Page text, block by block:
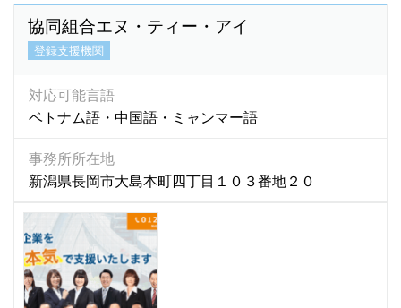
ウルドゥー語
(58)
ウルドゥ語
オランダ語
カザフ語
(5)
カザフスタン語
カレン語 (1)
カンザビ語 (1)
カンボジア語
(586)
キマイ語 (0)
キリバス語 (1)
支援業務の内容
任意的な支援内容あり
団体名で探す
協同組合エヌ・ティー・アイ
登録支援機関
対応可能言語
ベトナム語・中国語・ミャンマー語
事務所所在地
新潟県長岡市大島本町四丁目１０３番地２０